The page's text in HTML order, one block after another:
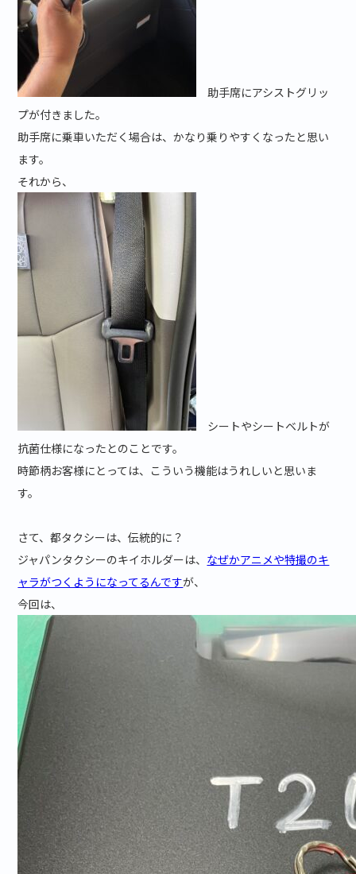
助手席にアシストグリッ
プが付きました。
助手席に乗車いただく場合は、かなり乗りやすくなったと思い
ます。
それから、
シートやシートベルトが
抗菌仕様になったとのことです。
時節柄お客様にとっては、こういう機能はうれしいと思いま
す。
さて、都タクシーは、伝統的に？
ジャパンタクシーのキイホルダーは、 なぜかアニメや特撮のキ
ャラがつくようになってるんですが、
今回は、